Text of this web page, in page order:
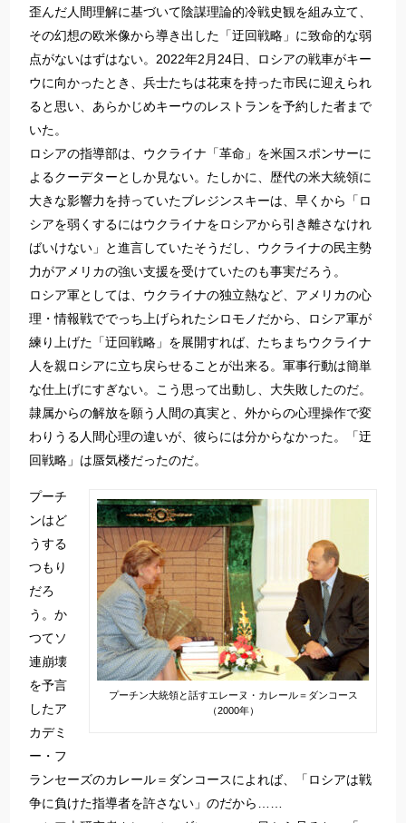
歪んだ人間理解に基づいて陰謀理論的冷戦史観を組み立て、
その幻想の欧米像から導き出した「迂回戦略」に致命的な弱
点がないはずはない。2022年2月24日、ロシアの戦車がキー
ウに向かったとき、兵士たちは花束を持った市民に迎えられ
ると思い、あらかじめキーウのレストランを予約した者まで
いた。
ロシアの指導部は、ウクライナ「革命」を米国スポンサーに
よるクーデターとしか見ない。たしかに、歴代の米大統領に
大きな影響力を持っていたブレジンスキーは、早くから「ロ
シアを弱くするにはウクライナをロシアから引き離さなけれ
ばいけない」と進言していたそうだし、ウクライナの民主勢
力がアメリカの強い支援を受けていたのも事実だろう。
ロシア軍としては、ウクライナの独立熱など、アメリカの心
理・情報戦ででっち上げられたシロモノだから、ロシア軍が
練り上げた「迂回戦略」を展開すれば、たちまちウクライナ
人を親ロシアに立ち戻らせることが出来る。軍事行動は簡単
な仕上げにすぎない。こう思って出動し、大失敗したのだ。
隷属からの解放を願う人間の真実と、外からの心理操作で変
わりうる人間心理の違いが、彼らには分からなかった。「迂
回戦略」は蜃気楼だったのだ。
プーチン大統領と話すエレーヌ・カレール＝ダンコース
（2000年）
プーチ
ンはど
うする
つもり
だろ
う。か
つてソ
連崩壊
を予言
したア
カデミ
ー・フ
ランセーズのカレール＝ダンコースによれば、「ロシアは戦
争に負けた指導者を許さない」のだから……